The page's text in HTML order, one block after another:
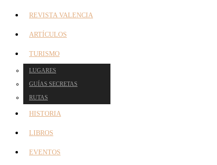
REVISTA VALENCIA
ARTÍCULOS
TURISMO
LUGARES
GUÍAS SECRETAS
RUTAS
HISTORIA
LIBROS
EVENTOS